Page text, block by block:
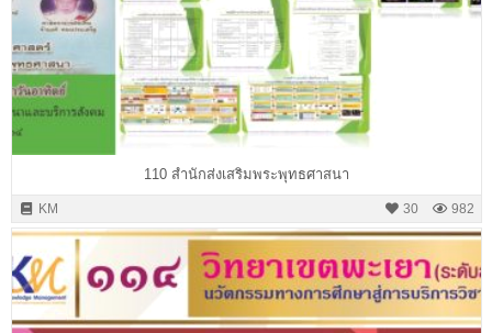
110 สำนักส่งเสริมพระพุทธศาสนา
KM 982
30